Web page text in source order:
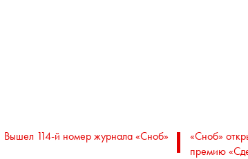
Вышел 114-й номер журнала «Сноб»
«Сноб»
премию